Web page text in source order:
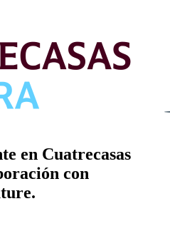
en Cuatrecasas
con